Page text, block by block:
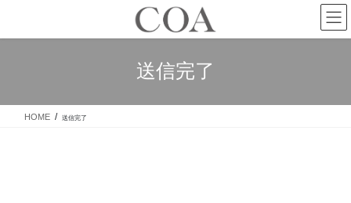
送信完了
HOME 送信完了